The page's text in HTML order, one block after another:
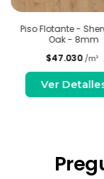
Piso Flotante -
Oak - 8mm
$47.030/m²
Ver